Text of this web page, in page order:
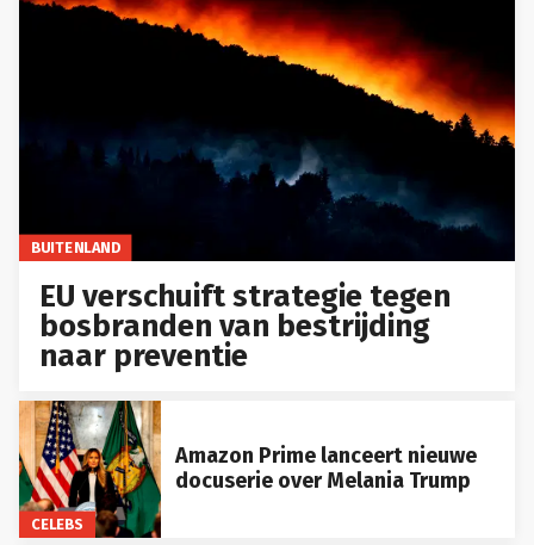
BUITENLAND
EU verschuift strategie tegen
bosbranden van bestrijding
naar preventie
CELEBS
Amazon Prime lanceert nieuwe
docuserie over Melania Trump